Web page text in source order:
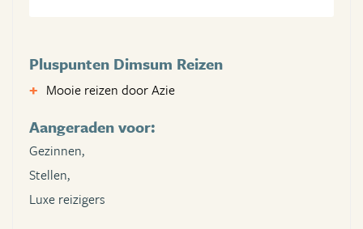
Pluspunten Dimsum Reizen
Mooie reizen door Azie
Aangeraden voor:
Gezinnen,
Stellen,
Luxe reizigers